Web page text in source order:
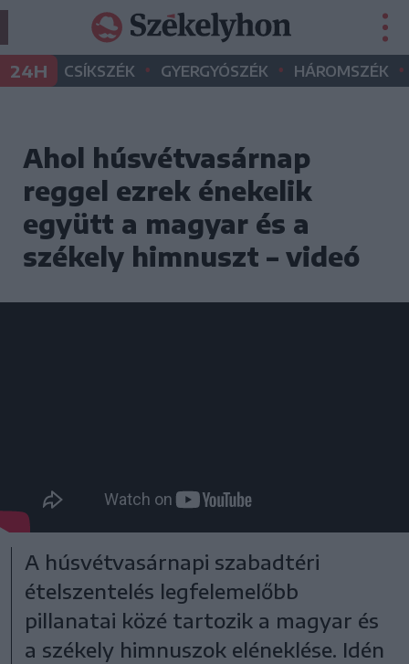
24H CSÍKSZÉK • GYERGYÓSZÉK • HÁROMSZÉK •
Ahol húsvétvasárnap
reggel ezrek énekelik
együtt a magyar és a
székely himnuszt – videó
A húsvétvasárnapi szabadtéri
ételszentelés legfelemelőbb
pillanatai közé tartozik a magyar és
a székely himnuszok eléneklése. Idén